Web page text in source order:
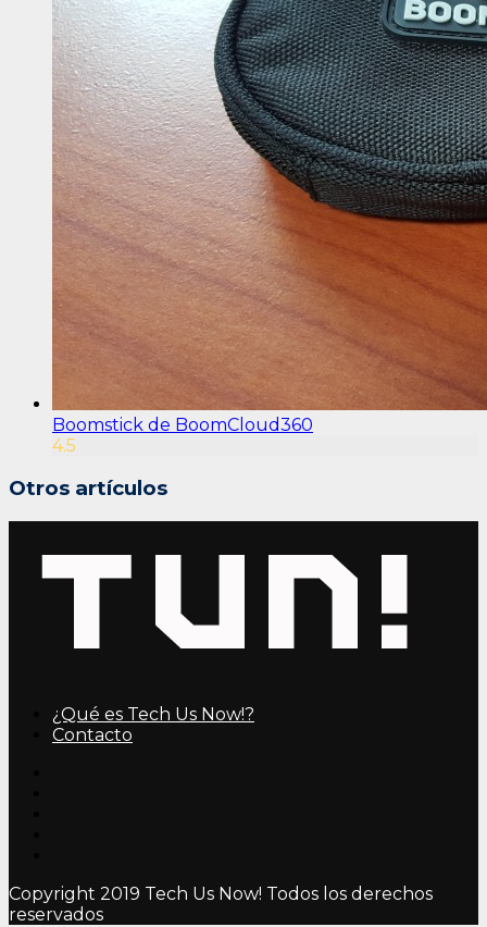
Boomstick de BoomCloud360
4.5
Otros artículos
¿Qué es Tech Us Now!?
Contacto
Copyright 2019 Tech Us Now! Todos los derechos
reservados